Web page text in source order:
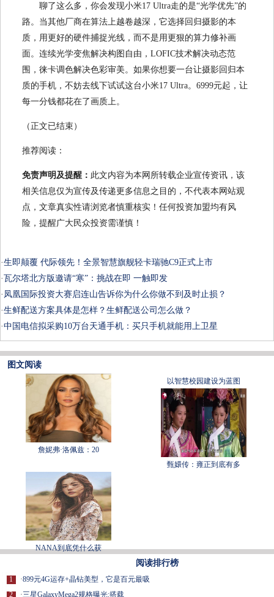
聊了这么多，你会发现小米17 Ultra走的是“光学优先”的
路。当其他厂商在算法上越卷越深，它选择回归摄影的本
质，用更好的硬件捕捉光线，而不是用更狠的算力修补画
面。连续光学变焦解决构图自由，LOFIC技术解决动态范
围，徕卡调色解决色彩审美。如果你想要一台让摄影回归本
质的手机，不妨去线下试试这台小米17 Ultra。6999元起，让
每一分钱都花在了画质上。
（正文已结束）
推荐阅读：
免责声明及提醒： 此文内容为本网所转载企业宣传资讯，该
相关信息仅为宣传及传递更多信息之目的，不代表本网站观
点，文章真实性请浏览者慎重核实！任何投资加盟均有风
险，提醒广大民众投资需谨慎！
·生即颠覆 代际领先！全景智慧旗舰轻卡瑞驰C9正式上市
·瓦尔塔北方版邀请“寒”：挑战在即 一触即发
· 凤凰国际投资大赛启连山告诉你为什么你做不到及时止损？
·生鲜配送方案具体是怎样？生鲜配送公司怎么做？
·中国电信拟采购10万台天通手机：买只手机就能用上卫星
图文阅读
詹妮弗·洛佩兹：20
以智慧校园建设为蓝图
甄嬛传：雍正到底有多
NANA到底凭什么获
阅读排行榜
1
2
·899元4G运存+晶钻美型，它是百元最吸
·三星GalaxyMega2规格曝光:搭载